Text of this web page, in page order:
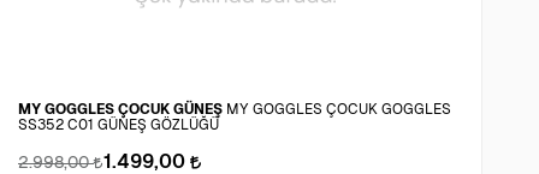
MY GOGGLES ÇOCUK GÜNEŞ MY GOGGLES ÇOCUK GOGGLES
SS352 C01 GÜNEŞ GÖZLÜĞÜ
2.998,00 1.499,00